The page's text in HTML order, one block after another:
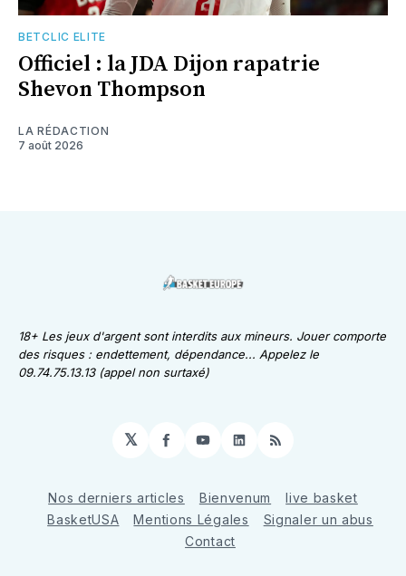
BETCLIC ELITE
Officiel : la JDA Dijon rapatrie
Shevon Thompson
LA RÉDACTION
7 août 2026
18+ Les jeux d'argent sont interdits aux mineurs. Jouer comporte
des risques : endettement, dépendance... Appelez le
09.74.75.13.13 (appel non surtaxé)
𝕏 Facebook
YouTube
LinkedIn
RSS
Nos derniers articles Bienvenum
live basket
BasketUSA
Mentions Légales
Signaler un abus
Contact